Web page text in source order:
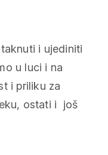
i ujediniti
u luci i na
i priliku za
ostati i još